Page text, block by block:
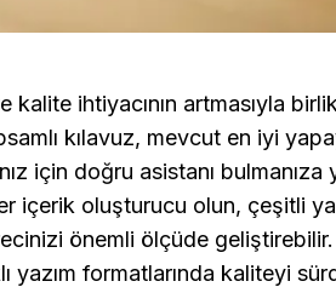
ihtiyacının artmasıyla
kılavuz, mevcut en iyi
için doğru asistanı bulmanıza
içerik oluşturucu olun, çeşitli
önemli ölçüde
yazım formatlarında kaliteyi